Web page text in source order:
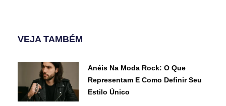
VEJA TAMBÉM
Anéis Na Moda Rock: O Que
Representam E Como Definir Seu
Estilo Único